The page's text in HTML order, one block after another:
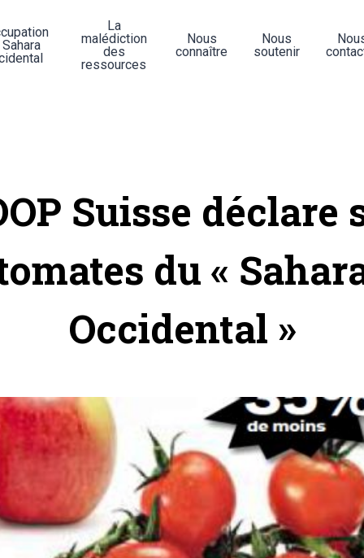
La
malédiction
des
ressources
Nous
connaître
Nous
soutenir
Suisse déclare
du «
Occidental »